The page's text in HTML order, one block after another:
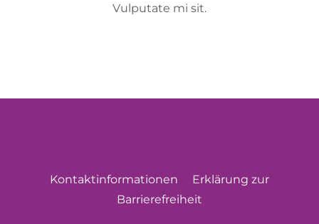
Vulputate mi sit.
Kontaktinformationen
Erklärung zur
Barrierefreiheit